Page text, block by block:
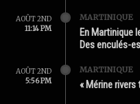
AOÛT 2ND
11:14 PM
MARTINIQUE
En Martinique
Des enculés-
AOÛT 2ND
5:56 PM
MARTINIQUE
« Mérine